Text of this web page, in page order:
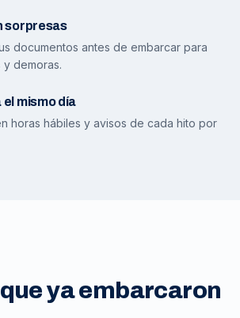
sorpresas
documentos antes de embarcar para
y demoras.
mismo día
horas hábiles y avisos de cada hito por
ya embarcaron